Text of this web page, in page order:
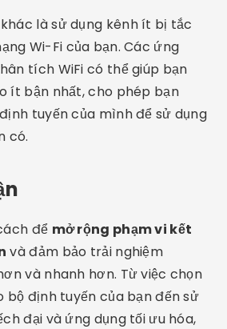
là sử dụng kênh ít bị tắc
Wi-Fi của bạn. Các ứng
tích WiFi có thể giúp bạn
ít bận nhất, cho phép bạn
tuyến của mình để sử dụng
có.
để mở rộng phạm vi kết
và đảm bảo trải nghiệm
và nhanh hơn. Từ việc chọn
định tuyến của bạn đến sử
đại và ứng dụng tối ưu hóa,